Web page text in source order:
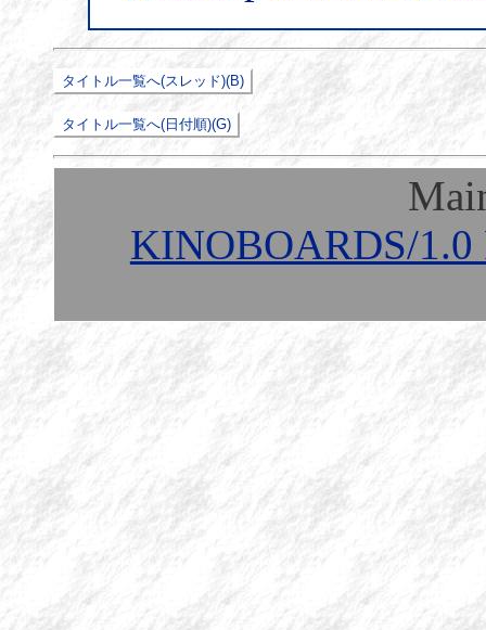
KINOBOARDS/1.0